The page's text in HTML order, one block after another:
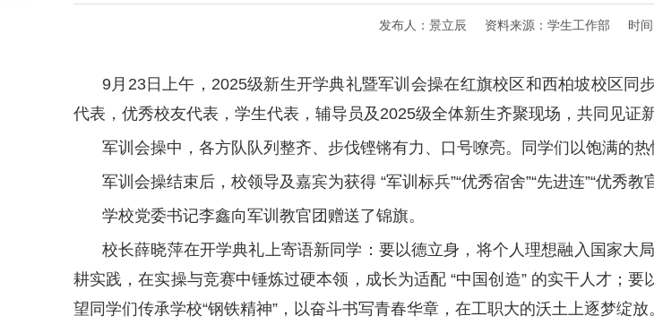
发布人：景立辰 资料来源：学生工作部 时
9月23日上午，2025级新生开学典礼暨军训会操在红旗校区和西柏坡校区
代表，优秀校友代表，学生代表，辅导员及2025级全体新生齐聚现场，共同见证
军训会操中，各方队队列整齐、步伐铿锵有力、口号嘹亮。同学们以饱满的
军训会操结束后， 校领导及嘉宾为获得 “军训标兵”“优秀宿舍”“先进连”“优秀教
学校党委书记李鑫向军训教官团赠送了锦旗。
校长薛晓萍在开学典礼上寄语新同学：要以德立身，将个人理想融入国家大
耕实践，在实操与竞赛中锤炼过硬本领，成长为适配 “中国创造” 的实干人才；
望同学们传承学校“钢铁精神”，以奋斗书写青春华章，在工职大的沃土上逐梦绽放